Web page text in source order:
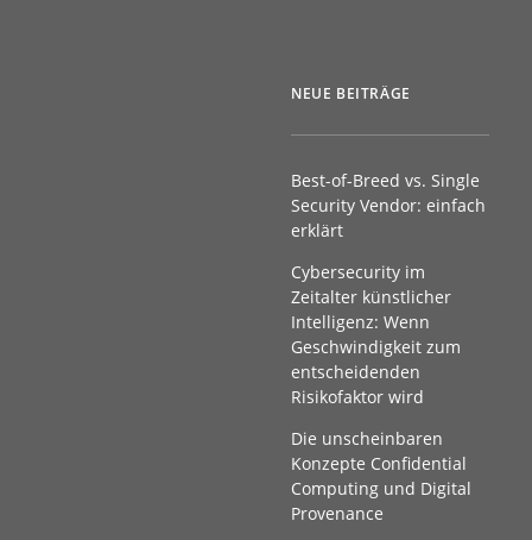
NEUE BEITRÄGE
Best-of-Breed vs. Single
Security Vendor: einfach
erklärt
Cybersecurity im
Zeitalter künstlicher
Intelligenz: Wenn
Geschwindigkeit zum
entscheidenden
Risikofaktor wird
Die unscheinbaren
Konzepte Confidential
Computing und Digital
Provenance